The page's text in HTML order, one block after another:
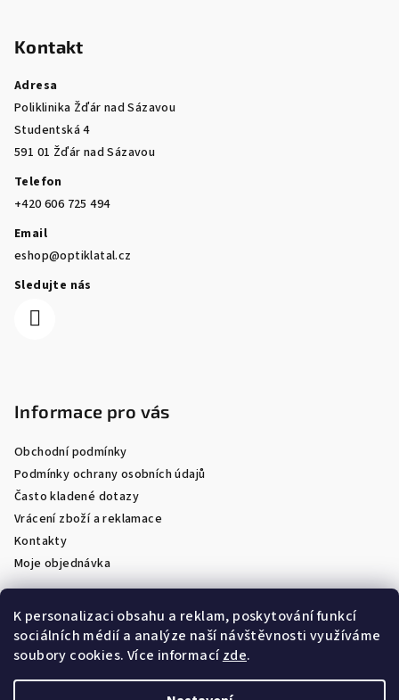
K personalizaci obsahu a reklam, poskytování funkcí
sociálních médií a analýze naší návštěvnosti využíváme
soubory cookies. Více informacízde.
Kontakt
Adresa
Poliklinika Žďár nad Sázavou
Studentská 4
591 01 Žďár nad Sázavou
Telefon
+420 606 725 494
Email
eshop@optiklatal.cz
Sledujte nás
Informace pro vás
Obchodní podmínky
Podmínky ochrany osobních údajů
Často kladené dotazy
Vrácení zboží a reklamace
Kontakty
Moje objednávka
Facebook